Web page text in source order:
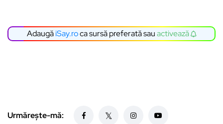
AdaugăiSay.roca sursă preferată sauactivează
Urmărește-mă: